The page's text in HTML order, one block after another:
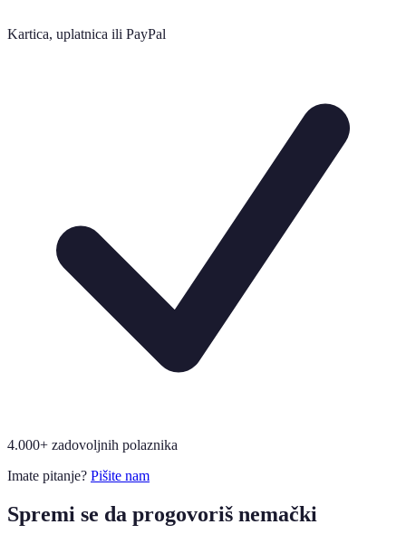
Kartica, uplatnica ili PayPal
4.000+ zadovoljnih polaznika
Imate pitanje? Pišite nam
Spremi se da progovoriš nemački